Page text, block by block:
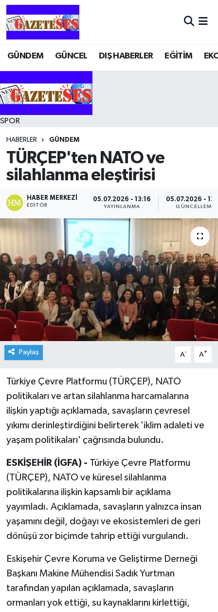
GÜNDEM GÜNCEL DIŞ HABERLER EĞİTİM
SPOR
HABERLER GÜNDEM
TÜRÇEP'ten NATO ve
silahlanma eleştirisi
HABER MERKEZI
EDITÖR
05.07.2026 - 13:16
YAYINLANMA
05.07.2026 -
GÜNCELLEME
Paylaş A- A+
Türkiye Çevre Platformu (TÜRÇEP), NATO
politikaları ve artan silahlanma harcamalarına
ilişkin yaptığı açıklamada, savaşların çevresel
yıkımı derinleştirdiğini belirterek 'iklim adaleti ve
yaşam politikaları' çağrısında bulundu.
ESKİŞEHİR (İGFA) - Türkiye Çevre Platformu
(TÜRÇEP), NATO ve küresel silahlanma
politikalarına ilişkin kapsamlı bir açıklama
yayımladı. Açıklamada, savaşların yalnızca insan
yaşamını değil, doğayı ve ekosistemleri de geri
dönüşü zor biçimde tahrip ettiği vurgulandı.
Eskişehir Çevre Koruma ve Geliştirme Derneği
Başkanı Makine Mühendisi Sadık Yurtman
tarafından yapılan açıklamada, savaşların
ormanları yok ettiği, su kaynaklarını kirlettiği,